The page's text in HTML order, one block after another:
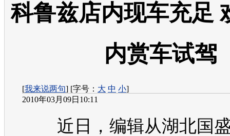
科鲁兹店内现车充足
内赏车试驾
[我来说两句] [字号： 大 中 小]
2010年03月09日10:11
近日，编辑从湖北国